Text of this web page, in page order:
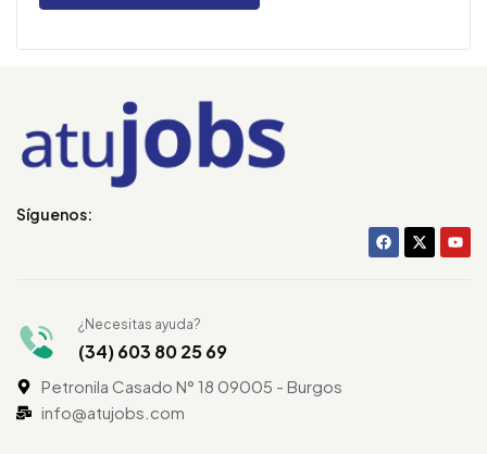
Síguenos:
¿Necesitas ayuda?
(34) 603 80 25 69
Petronila Casado N° 18 09005 - Burgos
info@atujobs.com